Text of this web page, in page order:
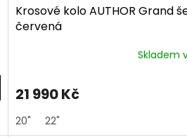
Krosové kolo AUTHOR Grand
červená
Skladem
21 990 Kč
20" 22"